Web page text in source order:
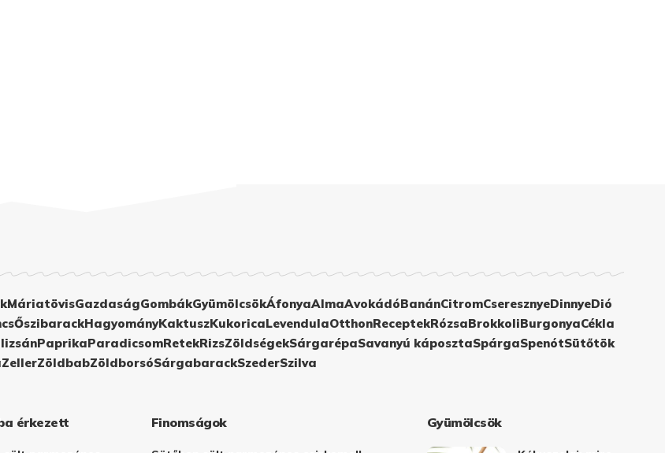
MáriatövisGazdaságGombákGyümölcsökÁfonyaAlmaAvokádóBanánCitromCseresznyeDinnyeDió
ŐszibarackHagyományKaktuszKukoricaLevendulaOtthonReceptekRózsaBrokkoliBurgonyaCékla
PaprikaParadicsomRetekRizsZöldségekSárgarépaSavanyú káposztaSpárgaSpenótSütőtök
ZellerZöldbabZöldborsóSárgabarackSzederSzilva
érkezett Finomságok Gyümölcsök